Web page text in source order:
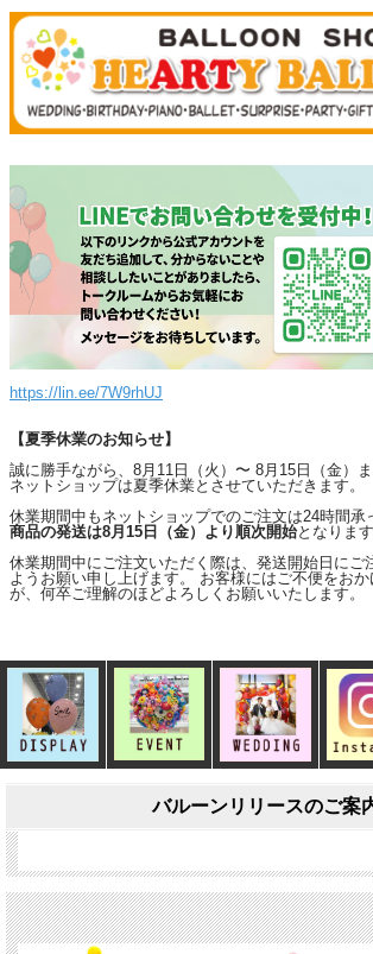
https://lin.ee/7W9rhUJ
【夏季休業のお知らせ】
誠に勝手ながら、8月11日（火）〜 8月15日（金）
ネットショップは夏季休業とさせていただきます。
休業期間中もネットショップでのご注文は24時間承
商品の発送は8月15日（金）より順次開始となります
休業期間中にご注文いただく際は、発送開始日にご
ようお願い申し上げます。 お客様にはご不便をお
が、何卒ご理解のほどよろしくお願いいたします。
バルーンリリースのご案